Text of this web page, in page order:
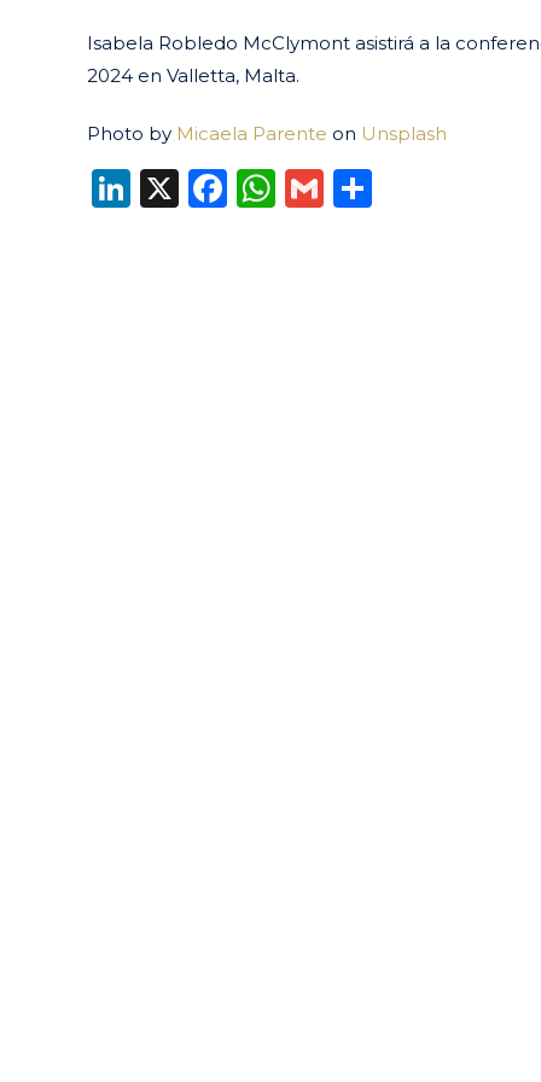
Isabela Robledo McClymont asistirá a la
2024 en Valletta, Malta.
Photo by Micaela Parente on Unsplash
LinkedIn
X Facebook
WhatsApp
Gmail